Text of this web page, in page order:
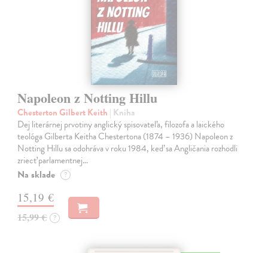
Napoleon z Notting Hillu
Chesterton Gilbert Keith | Kniha
Dej literárnej prvotiny anglický spisovateľa, filozofa a laického
teológa Gilberta Keitha Chestertona (1874 – 1936) Napoleon z
Notting Hillu sa odohráva v roku 1984, keď sa Angličania rozhodli
zriecť parlamentnej…
Na sklade ?
15,19 €
15,99 € ?